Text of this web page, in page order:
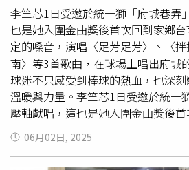
李竺芯1日受邀於統一獅「府城巷弄
也是她入圍金曲獎後首次回到家鄉
定的嗓音，演唱〈足芳足芳〉、〈
南〉等3首歌曲，在球場上唱出府城
球迷不只感受到棒球的熱血，也深
溫暖與力量。李竺芯1日受邀於統一
壓軸獻唱，這也是她入圍金曲獎後
（圖／統一7-ELEVEN獅提供）李竺
圍第36屆金曲獎包括年度專輯獎、
06月02日, 2025